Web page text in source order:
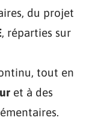
du projet
, réparties sur
tout en
et à des